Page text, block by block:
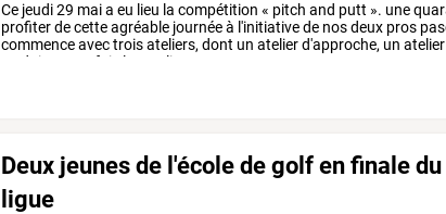
Ce jeudi29 maia eu lieu la compétition « pitch and putt ». une
profiterdecetteagréable journéeà l'initiativede nosdeux pros
commenceavectroisateliers, dont un atelierd'approche, un atelier
wedging.
fois les ateliers
Deux jeunes de l'école de golf en finale
ligue